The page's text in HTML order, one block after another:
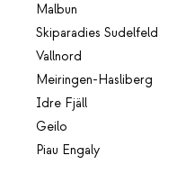
Malbun
Skiparadies Sudelfeld
Vallnord
Meiringen-Hasliberg
Idre Fjäll
Geilo
Piau Engaly